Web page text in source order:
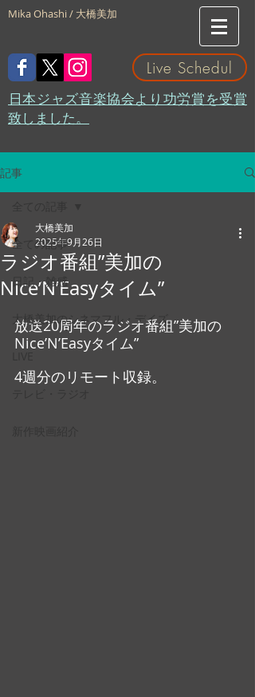
Mika Ohashi / 大橋美加
Live Schedul
​日本ジャズ音楽協会より功労賞を受賞
致しました。
記事
全ての記事
日記・雑感
大橋美加のシネマフル・デイズ
ラジオ番組”美加の
Nice’N’Easyタイム”
大橋美加
2025年9月26日
放送20周年のラジオ番組”美加の
Nice’N’Easyタイム”
4週分のリモート収録。